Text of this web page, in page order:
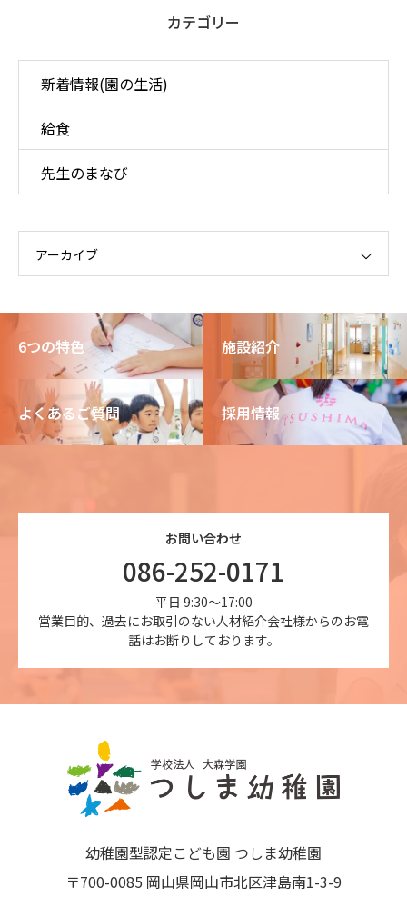
カテゴリー
新着情報(園の生活)
給食
先生のまなび
アーカイブ
6つの特色 施設紹介
よくあるご質問 採用情報
お問い合わせ
086-252-0171
平日 9:30～17:00
営業目的、過去にお取引のない人材紹介会社様からのお電
話はお断りしております。
幼稚園型認定こども園 つしま幼稚園
〒700-0085 岡山県岡山市北区津島南1-3-9